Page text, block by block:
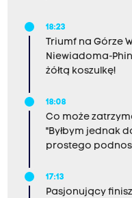
18:23
Triumf na Górze
Niewiadoma-
żółtą koszulkę!
18:08
Co może
"Byłbym jednak
prostego
17:13
Pasjonujący